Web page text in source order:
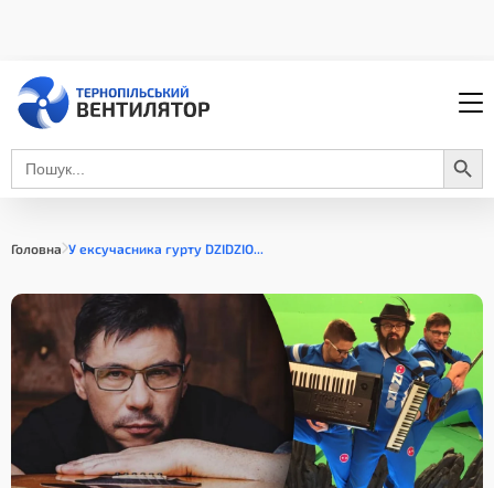
Search
for:
Search Button
Головна У ексучасника гурту DZIDZIO...